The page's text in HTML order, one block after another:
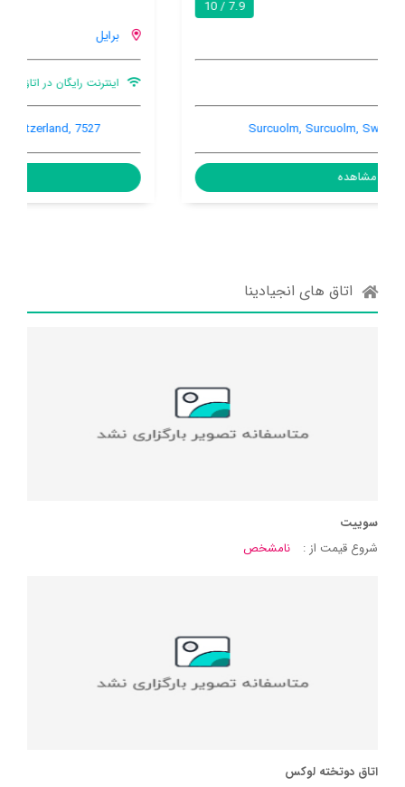
Crusch Plantaun, Brail, Brail, Switzerland, 7527
مشاهده
اتاق های انجیادینا
سوییت
شروع قیمت از :
نامشخص
اتاق دوتخته لوکس